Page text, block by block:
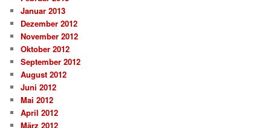
Januar 2013
Dezember 2012
November 2012
Oktober 2012
September 2012
August 2012
Juni 2012
Mai 2012
April 2012
März 2012